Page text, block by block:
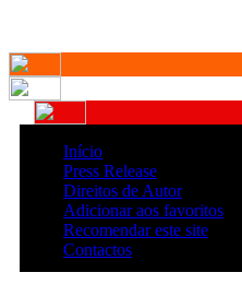
Início
Press Release
Direitos de Autor
Adicionar aos favoritos
Recomendar este site
Contactos